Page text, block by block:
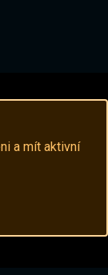
a mít aktivní